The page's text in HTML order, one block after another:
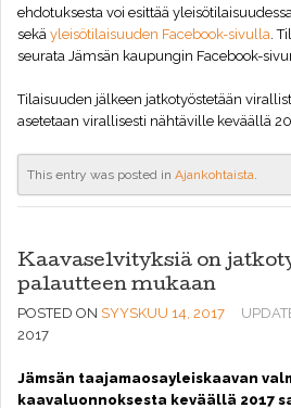
ehdotuksesta voi esittää
sekä yleisötilaisuuden Facebook-sivulla.
seurata Jämsän kaupungin Facebook-
Tilaisuuden jälkeen jatkotyöstetään
asetetaan virallisesti nähtäville keväällä
This entry was posted in Ajankohtaista.
Kaavaselvityksiä on
palautteen mukaan
POSTED ON SYYSKUU 14, 2017
2017
Jämsän taajamaosayleiskaavan
kaavaluonnoksesta keväällä 2017